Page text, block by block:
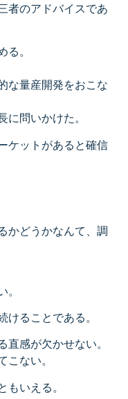
者のアドバイスであ
。
な量産開発をおこな
問いかけた。
ケットがあると確信
かどうかなんて、 調
ることである。
感が欠かせない。
ない。
いえる。